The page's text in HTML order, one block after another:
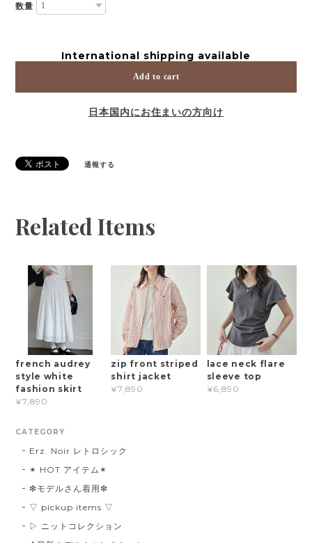
数量
International shipping available
Add to cart
日本国内にお住まいの方向け
通報する
Related Items
french audrey
style white
fashion skirt
¥7,890
zip front striped
shirt jacket
¥7,890
lace neck flare
sleeve top
¥6,890
CATEGORY
Erz. Noir レトロシック
✴︎ HOT アイテム✴︎
❇︎モデルさん着用❇︎
▽ pickup items ▽
▷ ニットコレクション